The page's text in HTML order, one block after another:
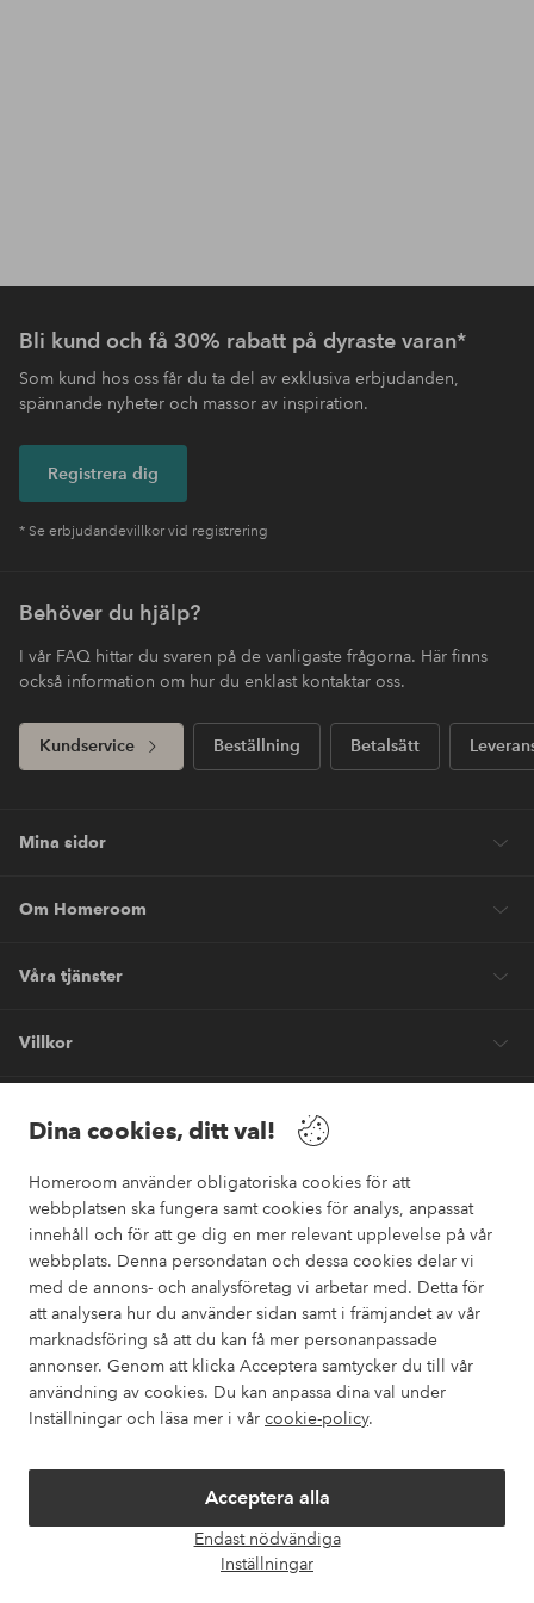
Dina cookies, ditt val!
Homeroom använder obligatoriska cookies för att
webbplatsen ska fungera samt cookies för analys, anpassat
innehåll och för att ge dig en mer relevant upplevelse på vår
webbplats. Denna persondatan och dessa cookies delar vi
med de annons- och analysföretag vi arbetar med. Detta för
att analysera hur du använder sidan samt i främjandet av vår
marknadsföring så att du kan få mer personanpassade
annonser. Genom att klicka Acceptera samtycker du till vår
användning av cookies. Du kan anpassa dina val under
Inställningar och läsa mer i vår cookie-policy.
Acceptera alla
Endast nödvändiga
Inställningar
Bli kund och få 30% rabatt på dyraste varan*
Som kund hos oss får du ta del av exklusiva erbjudanden,
spännande nyheter och massor av inspiration.
Registrera dig
* Se erbjudandevillkor vid registrering
Behöver du hjälp?
I vår FAQ hittar du svaren på de vanligaste frågorna. Här finns
också information om hur du enklast kontaktar oss.
Kundservice Beställning Betalsätt
Mina sidor
Om Homeroom
Våra tjänster
Villkor
Säkra betalningar
Vill du veta mer om våra betalalternativ ?
elpy